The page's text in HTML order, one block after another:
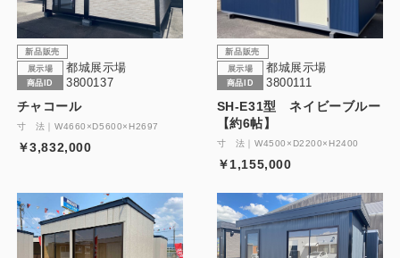
新品販売
展示場
都城展示場
商品ID 3800137
チャコール
寸 法｜W4660×D5600×H2697
￥3,832,000
新品販売
展示場
都城展示場
商品ID 3800111
SH-E31型 ネイビーブルー
【約6帖】
寸 法｜W4500×D2200×H2400
￥1,155,000